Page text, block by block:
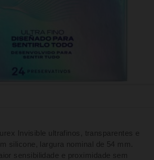
Invisible ultrafinos, transparentes e
silicone, largura nominal de 54 mm.
sensibilidade e proximidade sem